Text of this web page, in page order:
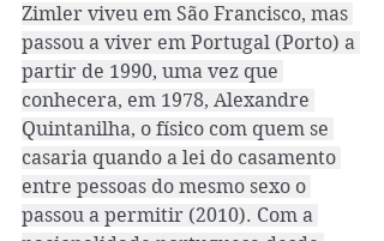
Zimler viveu em São Francisco, mas
passou a viver em Portugal (Porto) a
partir de 1990, uma vez que
conhecera, em 1978, Alexandre
Quintanilha, o físico com quem se
casaria quando a lei do casamento
entre pessoas do mesmo sexo o
passou a permitir (2010). Com a